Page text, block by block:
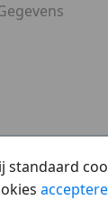
standaard